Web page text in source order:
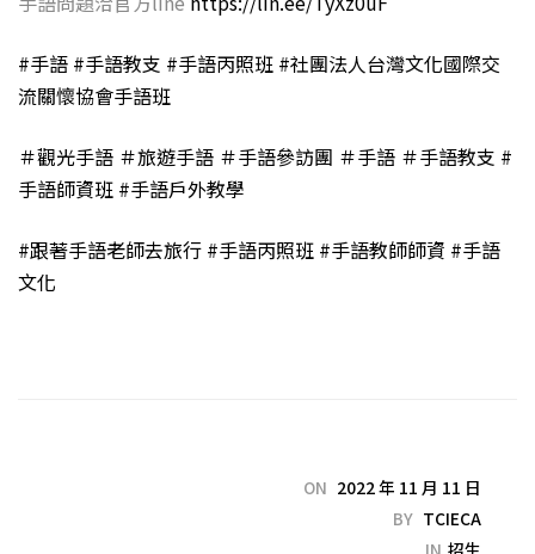
#手語 #手語教支 #手語丙照班 #社團法人台灣文化國際交
流關懷協會手語班
＃觀光手語 ＃旅遊手語 ＃手語參訪團 ＃手語 ＃手語教支 #
手語師資班 #手語戶外教學
#跟著手語老師去旅行 #手語丙照班 #手語教師師資 #手語
文化
ON 2022 年 11 月 11 日
BY TCIECA
IN 招生